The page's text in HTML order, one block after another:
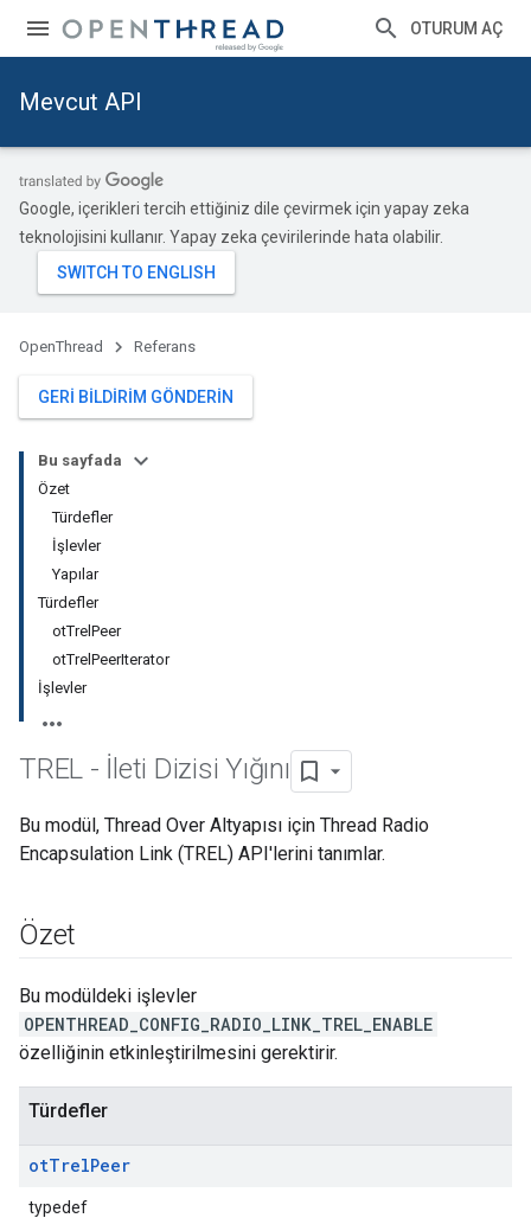
OTURUM AÇ
Mevcut API
Google, içerikleri tercih ettiğiniz dile çevirmek için yapay zeka
teknolojisini kullanır. Yapay zeka çevirilerinde hata olabilir.
OpenThread Referans
GERI BILDIRIM GÖNDERIN
Bu sayfada
Özet
Türdefler
İşlevler
Yapılar
Türdefler
otTrelPeer
otTrelPeerIterator
İşlevler
TREL - İleti Dizisi Yığını
Bu modül, Thread Over Altyapısı için Thread Radio
Encapsulation Link (TREL) API'lerini tanımlar.
Özet
Bu modüldeki işlevler
OPENTHREAD_CONFIG_RADIO_LINK_TREL_ENABLE
özelliğinin etkinleştirilmesini gerektirir.
Türdefler
otTrelPeer
typedef